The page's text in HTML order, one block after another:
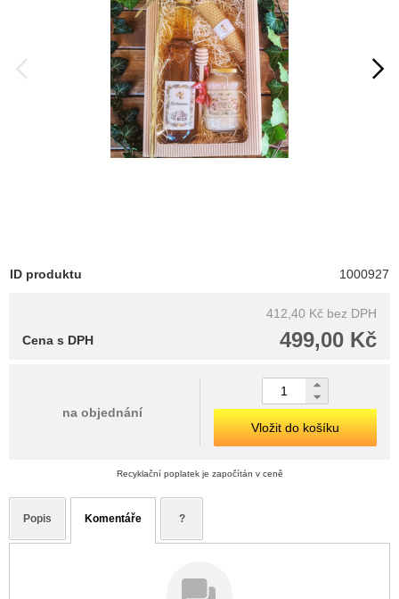
ID produktu 1000927
412,40 Kč bez DPH
499,00 Kč
Cena s DPH
na objednání
Vložit do košíku
Recyklační poplatek je započítán v ceně
Popis Komentáře ?